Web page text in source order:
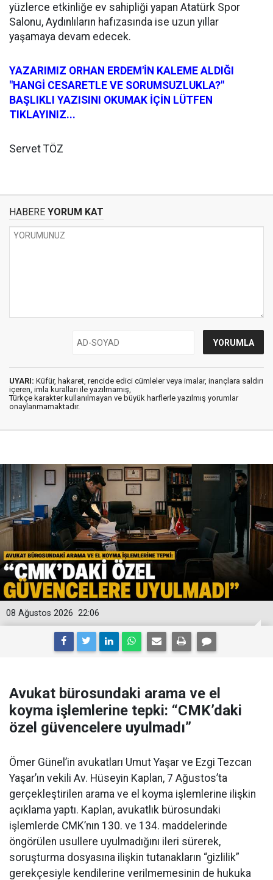
yüzlerce etkinliğe ev sahipliği yapan Atatürk Spor
Salonu, Aydınlıların hafızasında ise uzun yıllar
yaşamaya devam edecek.
YAZARIMIZ ORHAN ERDEM'İN KALEME ALDIĞI
"HANGİ CESARETLE VE SORUMSUZLUKLA?"
BAŞLIKLI YAZISINI OKUMAK İÇİN LÜTFEN
TIKLAYINIZ...
Servet TÖZ
HABERE YORUM KAT
UYARI: Küfür, hakaret, rencide edici cümleler veya imalar, inançlara saldırı
içeren, imla kuralları ile yazılmamış,
Türkçe karakter kullanılmayan ve büyük harflerle yazılmış yorumlar
onaylanmamaktadır.
22:06
08 Ağustos 2026
Avukat bürosundaki arama ve el
koyma işlemlerine tepki: “CMK’daki
özel güvencelere uyulmadı”
Ömer Günel’in avukatları Umut Yaşar ve Ezgi Tezcan
Yaşar’ın vekili Av. Hüseyin Kaplan, 7 Ağustos’ta
gerçekleştirilen arama ve el koyma işlemlerine ilişkin
açıklama yaptı. Kaplan, avukatlık bürosundaki
işlemlerde CMK’nın 130. ve 134. maddelerinde
öngörülen usullere uyulmadığını ileri sürerek,
soruşturma dosyasına ilişkin tutanakların “gizlilik”
gerekçesiyle kendilerine verilmemesinin de hukuka